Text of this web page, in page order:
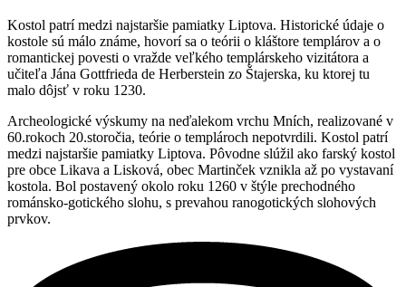
Kostol patrí medzi najstaršie pamiatky Liptova. Historické údaje o
kostole sú málo známe, hovorí sa o teórii o kláštore templárov a o
romantickej povesti o vražde veľkého templárskeho vizitátora a
učiteľa Jána Gottfrieda de Herberstein zo Štajerska, ku ktorej tu
malo dôjsť v roku 1230.
Archeologické výskumy na neďalekom vrchu Mních, realizované v
60.rokoch 20.storočia, teórie o templároch nepotvrdili. Kostol patrí
medzi najstaršie pamiatky Liptova. Pôvodne slúžil ako farský kostol
pre obce Likava a Lisková, obec Martinček vznikla až po vystavaní
kostola. Bol postavený okolo roku 1260 v štýle prechodného
románsko-gotického slohu, s prevahou ranogotických slohových
prvkov.